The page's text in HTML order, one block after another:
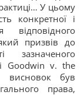
У цьому
конкретної і
відповідного
призвів до
зазначеного
Goodwin v. the
був
права,